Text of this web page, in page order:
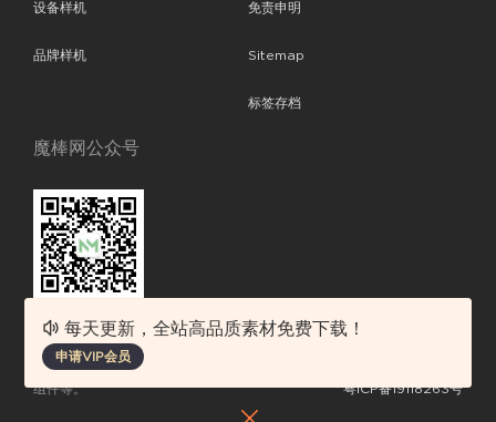
设备样机
品牌样机
免责申明
Sitemap
标签存档
魔棒网公众号
魔棒网提供优质设计模板下载，分享优秀的设计。素材包含了APP设计、
平面素材、ppt模板、网页设计、前端代码、样机素材、插画图片、附加
组件等。
粤ICP备19118263号
每天更新，全站高品质素材免费下载！
申请VIP会员